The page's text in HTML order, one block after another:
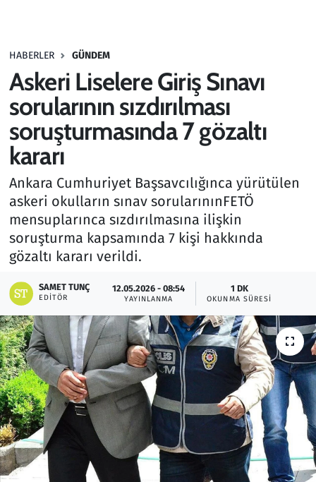
HABERLER GÜNDEM
Askeri Liselere Giriş Sınavı
sorularının sızdırılması
soruşturmasında 7 gözaltı
kararı
Ankara Cumhuriyet Başsavcılığınca yürütülen
askeri okulların sınav sorularınınFETÖ
mensuplarınca sızdırılmasına ilişkin
soruşturma kapsamında 7 kişi hakkında
gözaltı kararı verildi.
SAMET TUNÇ
EDITÖR
12.05.2026 - 08:54
YAYINLANMA
1 DK
OKUNMA SÜRESI
Haber
Kültür Sanat
Kurumsal Haberler
Lezzet Durağı
Memur ve Kamu
Otomobil
Ramazan
Resmi İlanlar
Rüya Tabirleri
Sağlık
Savunma Sanayi